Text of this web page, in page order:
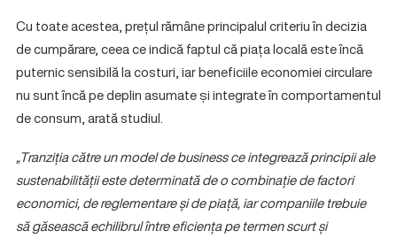
Cu toate acestea, prețul rămâne principalul criteriu în decizia
de cumpărare, ceea ce indică faptul că piața locală este încă
puternic sensibilă la costuri, iar beneficiile economiei circulare
nu sunt încă pe deplin asumate și integrate în comportamentul
de consum, arată studiul.
„Tranziția către un model de business ce integrează principii ale
sustenabilității este determinată de o combinație de factori
economici, de reglementare și de piață, iar companiile trebuie
să găsească echilibrul între eficiența pe termen scurt și